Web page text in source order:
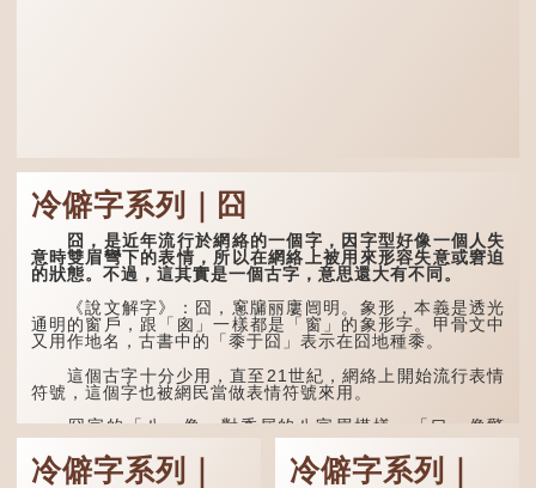
冷僻字系列｜囧
囧，是近年流行於網絡的一個字，因字型好像一個人失
意時雙眉彎下的表情，所以在網絡上被用來形容失意或窘迫
的狀態。不過，這其實是一個古字，意思還大有不同。
《說文解字》：囧，窻牖丽廔闿明。象形，本義是透光
通明的窗戶，跟「囪」一樣都是「窗」的象形字。甲骨文中
又用作地名，古書中的「黍于囧」表示在囧地種黍。
這個古字十分少用，直至21世紀，網絡上開始流行表情
符號，這個字也被網民當做表情符號來用。
囧字的「八」像一對委屈的八字眉模樣，「口」像驚
訝、窘迫...
冷僻字系列｜
冷僻字系列｜